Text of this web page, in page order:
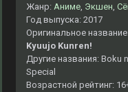
Жанр: Аниме, Экшен,
Год выпуска: 2017
Оригинальное название:
Kyuujo Kunren!
Другие названия: Boku
Special
Возрастной рейтинг: